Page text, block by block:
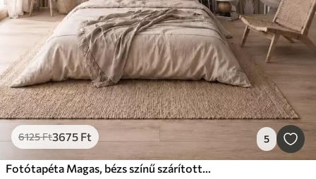
6125Ft3675 Ft 5
Fotótapéta Magas, bézs színű szárított virágok semleges bézs árnyalatokban